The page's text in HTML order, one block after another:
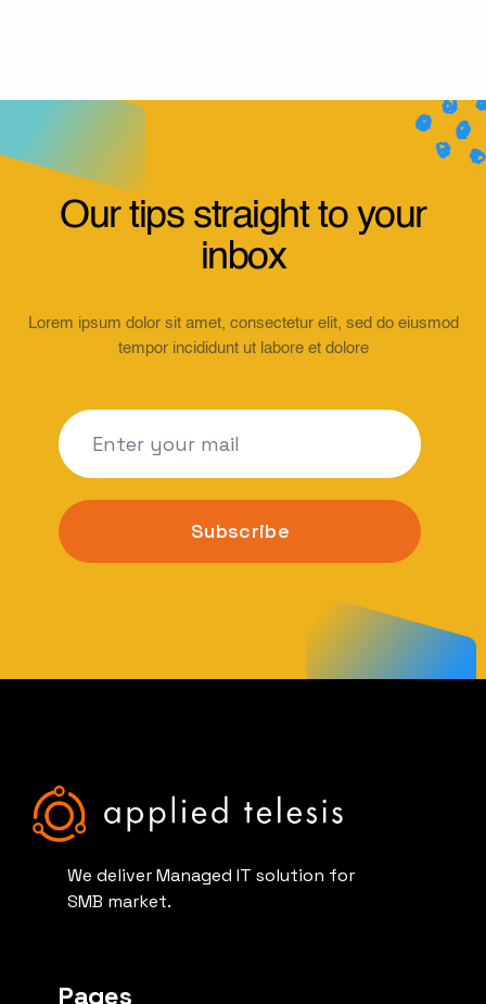
Our tips straight to your
inbox
Lorem ipsum dolor sit amet, consectetur elit, sed do eiusmod
tempor incididunt ut labore et dolore
We deliver Managed IT solution for
SMB market.
Pages